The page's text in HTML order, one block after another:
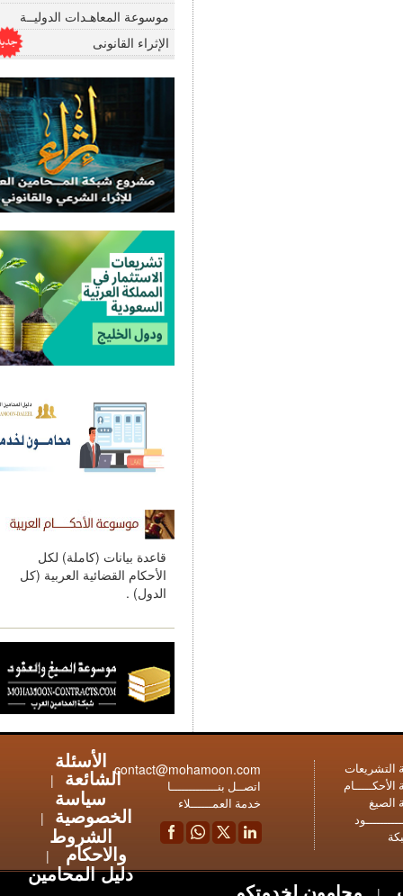
موسوعة المعاهـدات الدوليــة
الإثراء القانونى
قاعدة بيانات (كاملة) لكل
الأحكام القضائية العربية (كل
الدول) .
contact@mohamoon.com
اتصــل بنـــــــــــــا
خدمة العمــــــلاء
الأسئلة
الشائعة |
سياسة
الخصوصية |
الشروط
والاحكام |
دليل المحامين